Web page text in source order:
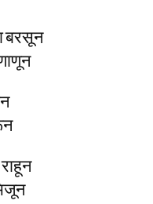
बरसून